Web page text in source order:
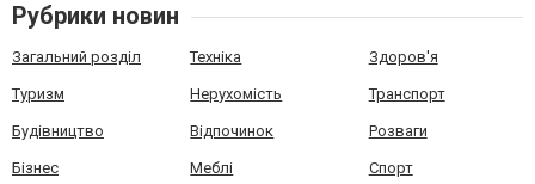
Рубрики новин
Загальний розділ Техніка Здоров'я
Туризм Нерухомість Транспорт
Будівництво Відпочинок Розваги
Бізнес Меблі Спорт